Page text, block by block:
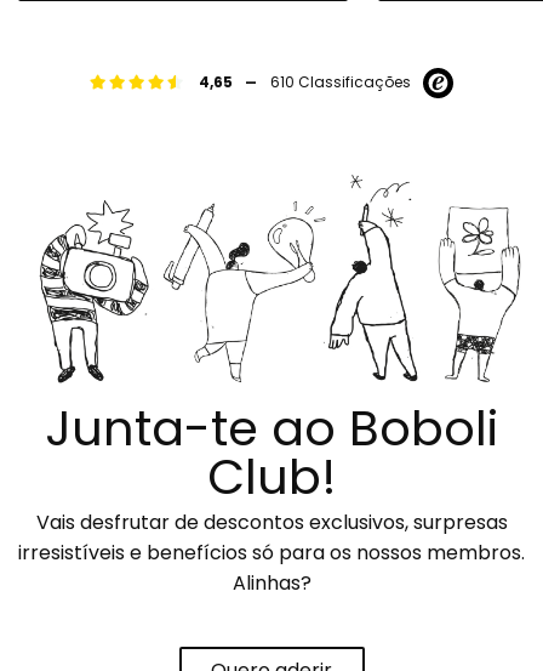
4,65 - 610 Classificações
Junta-te ao Boboli
Club!
Vais desfrutar de descontos exclusivos, surpresas
irresistíveis e benefícios só para os nossos membros.
Alinhas?